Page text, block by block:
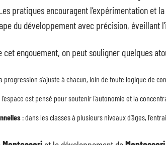
pratiques encouragent l’expérimentation et
du développement avec précision, éveillant
engouement, on peut souligner quelques
progression s’ajuste à chacun, loin de toute logique de
l’espace est pensé pour soutenir l’autonomie et la
: dans les classes à plusieurs niveaux d’âges,